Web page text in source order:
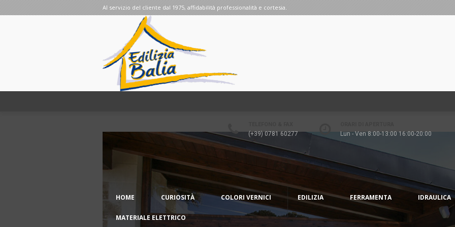
Al servizio del cliente dal 1975, affidabilità professionalità e cortesia.
(+39) 0781 60277 Lun - Ven 8:00-13:00 16:00-20:00
HOME CURIOSITÀ COLORI VERNICI EDILIZIA FERRAMENTA IDRAULICA
MATERIALE ELETTRICO